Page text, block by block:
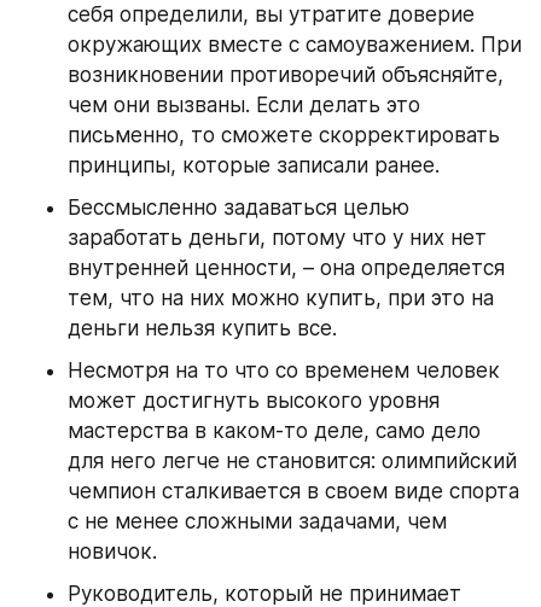
себя определили, вы утратите доверие
окружающих вместе с самоуважением. При
возникновении противоречий объясняйте,
чем они вызваны. Если делать это
письменно, то сможете скорректировать
принципы, которые записали ранее.
Бессмысленно задаваться целью
заработать деньги, потому что у них нет
внутренней ценности, – она определяется
тем, что на них можно купить, при это на
деньги нельзя купить все.
Несмотря на то что со временем человек
может достигнуть высокого уровня
мастерства в каком-то деле, само дело
для него легче не становится: олимпийский
чемпион сталкивается в своем виде спорта
с не менее сложными задачами, чем
новичок.
Руководитель, который не принимает